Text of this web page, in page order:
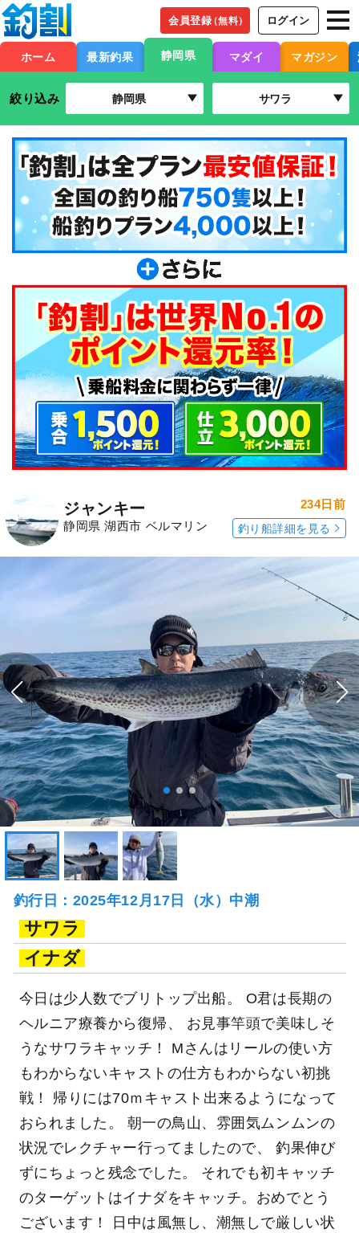
会員登録（無料） ログイン
ホーム 最新釣果 静岡県 マダイ マガジン
絞り込み 静岡県 サワラ
ジャンキー
静岡県 湖西市 ベルマリン
234日前
釣り船詳細を見る
釣行日：2025年12月17日（水）中潮
サワラ
イナダ
今日は少人数でブリトップ出船。 O君は長期の
ヘルニア療養から復帰、 お見事竿頭で美味しそ
うなサワラキャッチ！ Mさんはリールの使い方
もわからないキャストの仕方もわからない初挑
戦！ 帰りには70ｍキャスト出来るようになって
おられました。 朝一の鳥山、雰囲気ムンムンの
状況でレクチャー行ってましたので、 釣果伸び
ずにちょっと残念でした。 それでも初キャッチ
のターゲットはイナダをキャッチ。おめでとう
ございます！ 日中は風無し、潮無しで厳しい状